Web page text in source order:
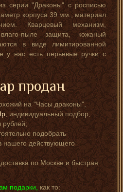
серии "Драконы" с росписью
корпуса 39 мм., материал
Кварцевый механизм,
пыле защита, кожаный
в виде лимитированной
у нас есть перьевые ручки с
продан
на "Часы драконы",
, индивидуальный подбор,
рублей;
подобрать
нашего действующего
по Москве и быстрая
подарки, как то: